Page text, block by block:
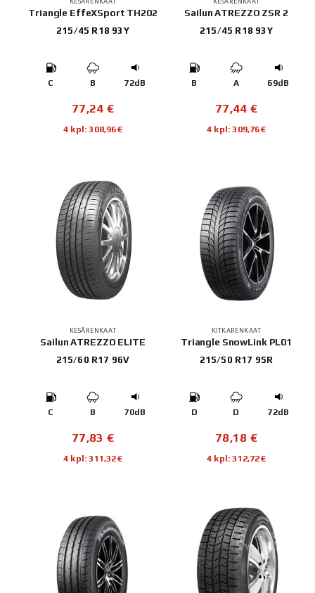
Triangle EffeXSport TH202
215/45 R18 93Y
C B 72dB
77,24 €
4 kpl: 308,96€
Sailun ATREZZO ZSR 2
215/45 R18 93Y
B A 69dB
77,44 €
4 kpl: 309,76€
KESÄRENKAAT
Sailun ATREZZO ELITE
215/60 R17 96V
C B 70dB
77,83 €
4 kpl: 311,32€
KITKARENKAAT
Triangle SnowLink PL01
215/50 R17 95R
D D 72dB
78,18 €
4 kpl: 312,72€